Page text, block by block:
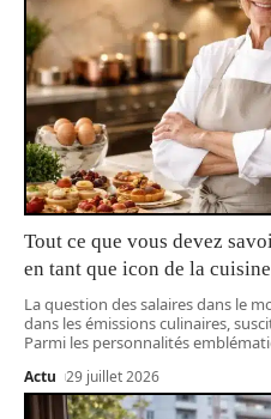
Tout ce que vous devez
en tant que icon de la cuisine
La question des salaires dans le
dans les émissions culinaires,
Parmi les personnalités
Actu 29 juillet 2026